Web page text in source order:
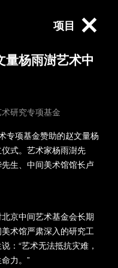
基金会新闻
金会青少艺术教育项目
”揭牌启用
12-24
会新闻
项目
量杨雨澍艺术中
研究专项基金
专项基金赞助的赵文量杨
式。艺术家杨雨澍先
生、中间美术馆馆长卢
京中间艺术基金会长期
术馆严肃深入的研究工
：“艺术无法抵抗灾难，
力。”